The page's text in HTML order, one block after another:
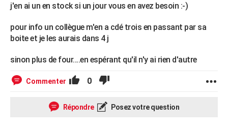
j'en ai un en stock si un jour vous en avez besoin :-)
pour info un collègue m'en a cdé trois en passant par sa
boite et je les aurais dans 4 j
sinon plus de four....en espérant qu'il n'y ai rien d'autre
Commenter 0
Répondre Posez votre question